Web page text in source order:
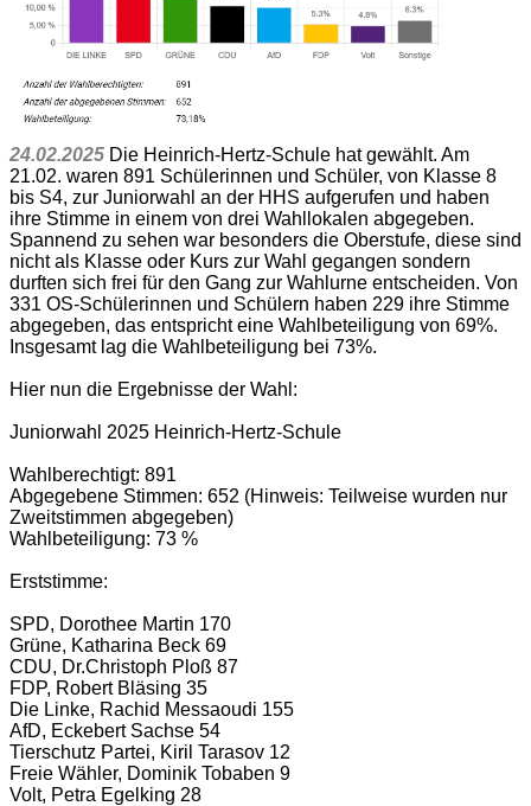
24.02.2025 Die Heinrich-Hertz-Schule hat gewählt. Am
21.02. waren 891 Schülerinnen und Schüler, von Klasse 8
bis S4, zur Juniorwahl an der HHS aufgerufen und haben
ihre Stimme in einem von drei Wahllokalen abgegeben.
Spannend zu sehen war besonders die Oberstufe, diese sind
nicht als Klasse oder Kurs zur Wahl gegangen sondern
durften sich frei für den Gang zur Wahlurne entscheiden. Von
331 OS-Schülerinnen und Schülern haben 229 ihre Stimme
abgegeben, das entspricht eine Wahlbeteiligung von 69%.
Insgesamt lag die Wahlbeteiligung bei 73%.
Hier nun die Ergebnisse der Wahl:
Juniorwahl 2025 Heinrich-Hertz-Schule
Wahlberechtigt: 891
Abgegebene Stimmen: 652 (Hinweis: Teilweise wurden nur
Zweitstimmen abgegeben)
Wahlbeteiligung: 73 %
Erststimme:
SPD, Dorothee Martin 170
Grüne, Katharina Beck 69
CDU, Dr.Christoph Ploß 87
FDP, Robert Bläsing 35
Die Linke, Rachid Messaoudi 155
AfD, Eckebert Sachse 54
Tierschutz Partei, Kiril Tarasov 12
Freie Wähler, Dominik Tobaben 9
Volt, Petra Egelking 28